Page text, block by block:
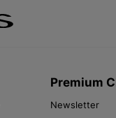
Premium
Newsletter